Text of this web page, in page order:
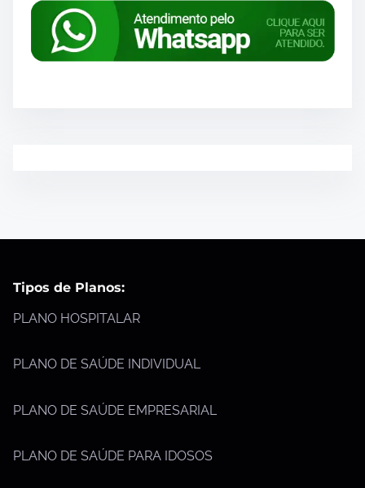
Tipos de Planos:
PLANO HOSPITALAR
PLANO DE SAÚDE INDIVIDUAL
PLANO DE SAÚDE EMPRESARIAL
PLANO DE SAÚDE PARA IDOSOS